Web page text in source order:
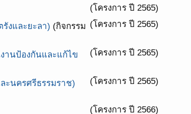
(โครงการ ปี 2565)
งและยะลา) (กิจกรรม (โครงการ ปี 2565)
านป้องกันและแก้ไข
(โครงการ ปี 2565)
ะนครศรีธรรมราช)
(โครงการ ปี 2565)
(โครงการ ปี 2566)